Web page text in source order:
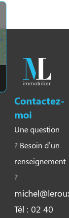
Contactez-
moi
Une question
? Besoin d’un
renseignement
?
Tél : 02 40